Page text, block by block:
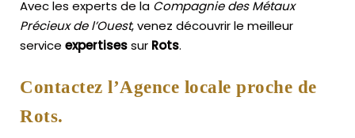
Avec les experts de la Compagnie des Métaux
Précieux de l’Ouest, venez découvrir le meilleur
service expertisessur Rots.
Contactez l’Agence locale proche de
Rots.